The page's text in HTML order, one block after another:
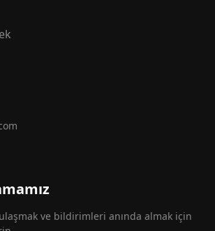
ve bildirimleri anında almak için